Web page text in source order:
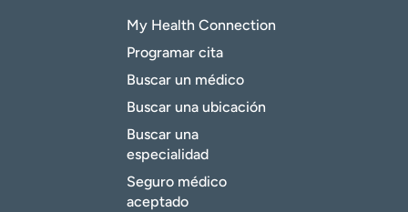
My Health Connection
Programar cita
Buscar un médico
Buscar una ubicación
Buscar una
especialidad
Seguro médico
aceptado